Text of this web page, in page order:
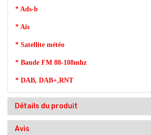
* Ads-b
* Ais
* Satellite météo
* Bande FM 88-108mhz
* DAB, DAB+,RNT
Détails du produit
Avis